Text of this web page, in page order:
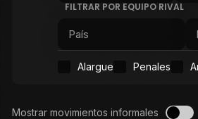
FILTRAR POR EQUIPO RIVAL
Alargue Penales
Mostrar movimientos informales